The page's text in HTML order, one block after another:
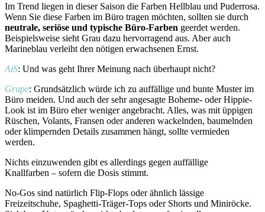
Im Trend liegen in dieser Saison die Farben Hellblau und Puderrosa.
Wenn Sie diese Farben im Büro tragen möchten, sollten sie durch
neutrale, seriöse und typische Büro-Farben geerdet werden.
Beispielsweise sieht Grau dazu hervorragend aus. Aber auch
Marineblau verleiht den nötigen erwachsenen Ernst.
AiS: Und was geht Ihrer Meinung nach überhaupt nicht?
Grupe: Grundsätzlich würde ich zu auffällige und bunte Muster im
Büro meiden. Und auch der sehr angesagte Boheme- oder Hippie-
Look ist im Büro eher weniger angebracht. Alles, was mit üppigen
Rüschen, Volants, Fransen oder anderen wackelnden, baumelnden
oder klimpernden Details zusammen hängt, sollte vermieden
werden.
Nichts einzuwenden gibt es allerdings gegen auffällige
Knallfarben – sofern die Dosis stimmt.
No-Gos sind natürlich Flip-Flops oder ähnlich lässige
Freizeitschuhe, Spaghetti-Träger-Tops oder Shorts und Miniröcke.